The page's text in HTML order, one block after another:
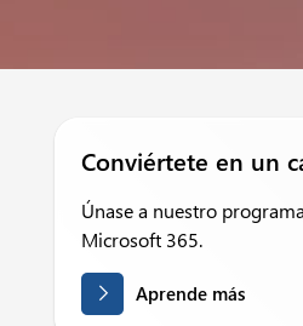
Conviértete en un
Únase a nuestro
Microsoft 365.
Aprende más